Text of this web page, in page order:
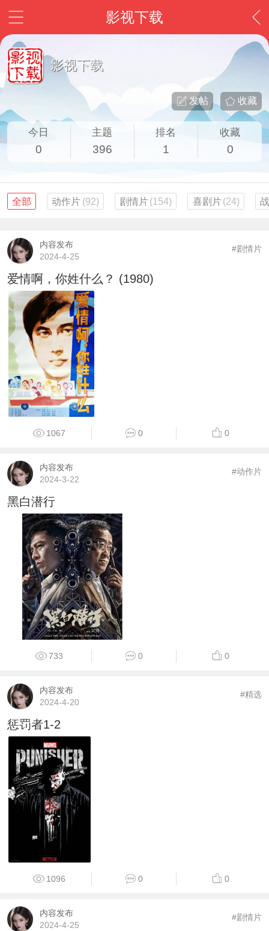
影视下载
影视下载
收藏
发帖
今日
0
主题
396
排名
1
收藏
0
全部 动作片 (92) 剧情片(154) 喜剧片 (24)
内容发布
2024-4-25
#剧情片
爱情啊，你姓什么？ (1980)
1067 0 0
内容发布
2024-3-22
#动作片
黑白潜行
733 0 0
内容发布
2024-4-20
#精选
惩罚者1-2
1096 0 0
内容发布
2024-4-25
#剧情片